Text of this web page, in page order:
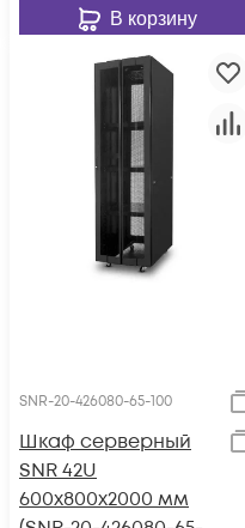
В корзину
SNR-20-426080-65-100
Шкаф серверный
SNR 42U
600x800x2000 мм